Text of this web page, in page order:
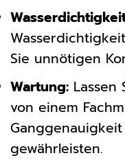
Sie unnötigen
Wartung: Lassen
von einem
gewährleisten.